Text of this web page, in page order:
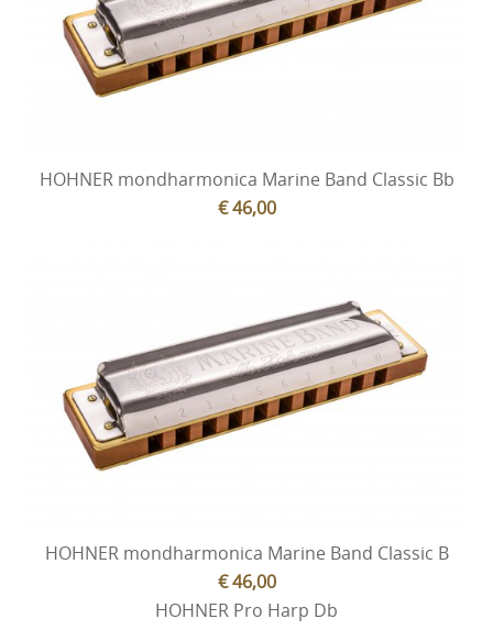
HOHNER mondharmonica Marine Band Classic Bb
€ 46,00
HOHNER mondharmonica Marine Band Classic B
€ 46,00
HOHNER Pro Harp Db